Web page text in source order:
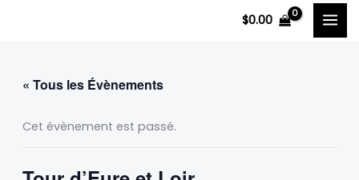
$0.00
« Tous les Évènements
Cet évènement est passé.